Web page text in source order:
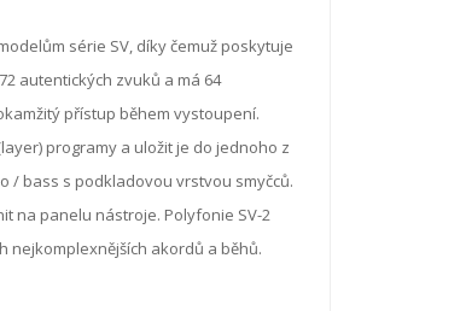
série SV, díky čemuž poskytuje
autentických zvuků a má 64
přístup během vystoupení.
programy a uložit je do jednoho z
/ bass s podkladovou vrstvou smyčců.
na panelu nástroje. Polyfonie SV-2
nejkomplexnějších akordů a běhů.